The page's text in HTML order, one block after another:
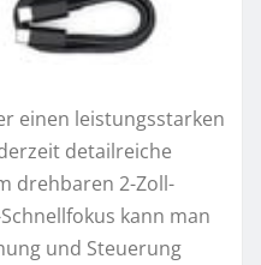
einen leistungsstarken
detailreiche
drehbaren 2-Zoll-
kann man
und Steuerung